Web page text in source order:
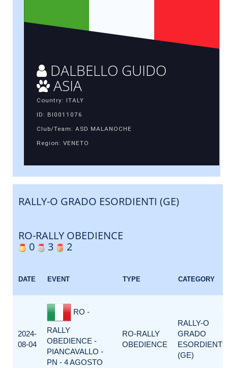
DALBELLO GUIDO
ASIA
Country: ITALY
ID: BI0011076
Club/Team: ASD MALANOCHE
Region: VENETO
RALLY-O GRADO ESORDIENTI (GE)
RO-RALLY OBEDIENCE
0
3 2
DATE EVENT TYPE CATEGORY
2024-
08-04
RO -
RALLY
OBEDIENCE -
PIANCAVALLO -
PN - 4 AGOSTO
RO-RALLY
OBEDIENCE
RALLY-O
GRADO
ESORDIENTI
(GE)